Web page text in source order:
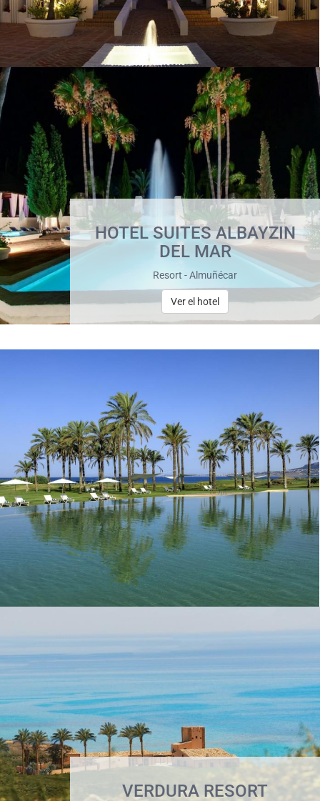
HOTEL SUITES ALBAYZIN
DEL MAR
Resort - Almuñécar
Ver el hotel
VERDURA RESORT